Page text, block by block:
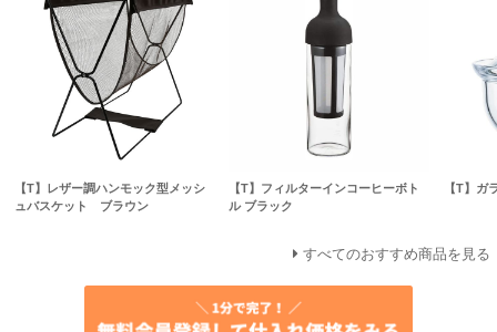
【T】レザー調ハンモック型メッシ
ュバスケット ブラウン
【T】フィルターインコーヒーボト
ル ブラック
【T】ガ
すべてのおすすめ商品を見る